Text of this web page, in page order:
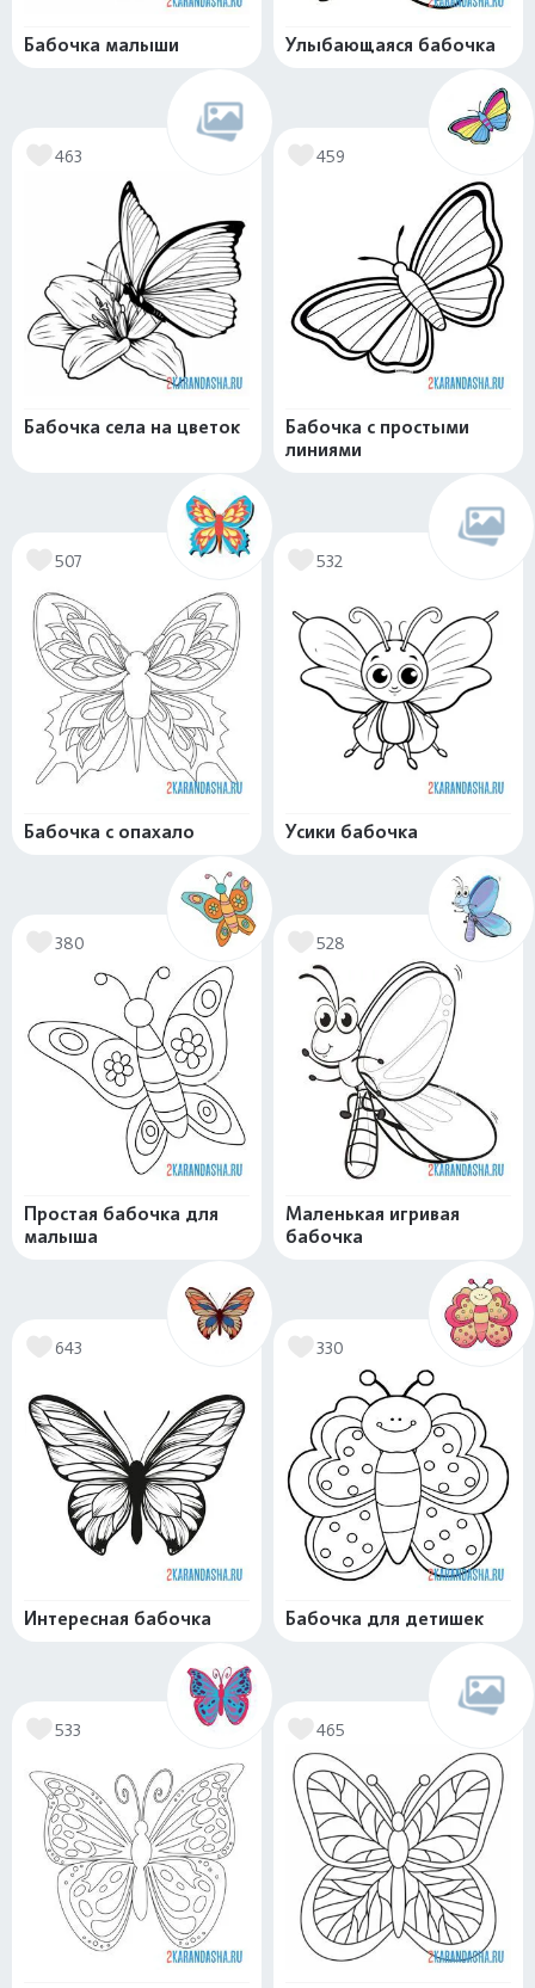
Бабочка малыши Улыбающаяся бабочка
463
Бабочка села на цветок
459
Бабочка с простыми
линиями
507
Бабочка с опахало
532
Усики бабочка
380
Простая бабочка для
малыша
528
Маленькая игривая
бабочка
643
Интересная бабочка
330
Бабочка для детишек
533 465